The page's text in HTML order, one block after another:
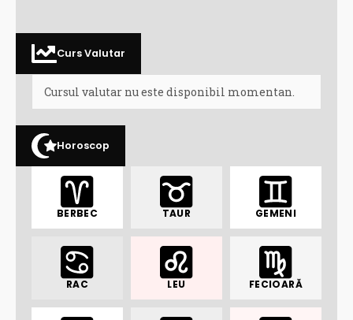
Curs Valutar
Cursul valutar nu este disponibil momentan.
Horoscop
BERBEC TAUR GEMENI
RAC LEU FECIOARĂ